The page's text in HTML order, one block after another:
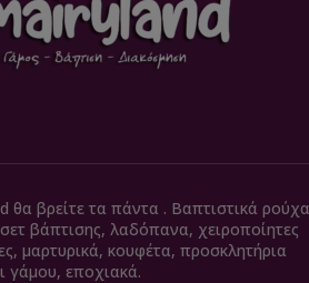
θα βρείτε τα πάντα . Βαπτιστικά
βάπτισης, λαδόπανα, χειροποίητες
μαρτυρικά, κουφέτα, προσκλητήρια
γάμου, εποχιακά.